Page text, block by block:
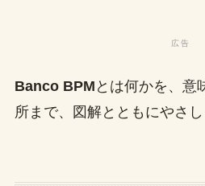
Banco BPM とは何かを、意
所まで、図解とともにやさし